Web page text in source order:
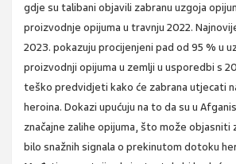
gdje su talibani objavili zabranu uzgoja
proizvodnje opijuma u travnju 2022.
2023. pokazuju procijenjeni pad od 95 % u
proizvodnji opijuma u zemlji u usporedbi s
teško predvidjeti kako će zabrana utjecati
heroina. Dokazi upućuju na to da su u
značajne zalihe opijuma, što može objasniti
bilo snažnih signala o prekinutom dotoku